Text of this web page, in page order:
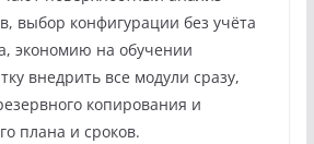
выбор конфигурации без учёта
экономию на обучении
внедрить все модули сразу,
копирования и
плана и сроков.